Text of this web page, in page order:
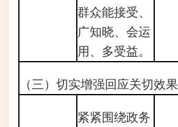
群众能接受、
广知晓、会运
用、多受益。
（三）切实增强回应关切效果
紧紧围绕政务